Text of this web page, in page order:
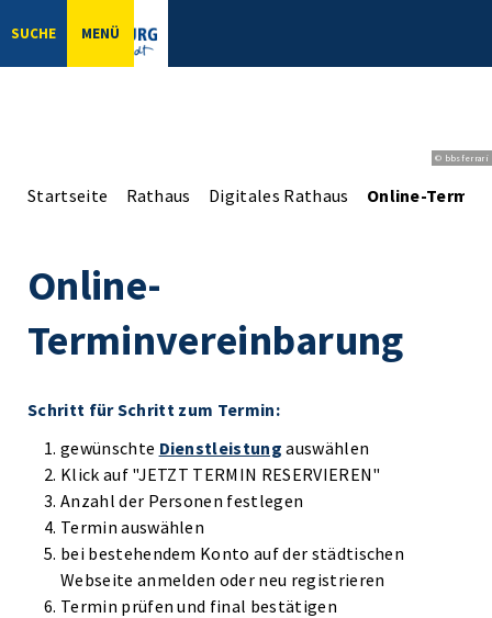
SUCHE MENÜ
© bbsferrari
Startseite Rathaus Digitales Rathaus Online-
Online-
Terminvereinbarung
Schritt für Schritt zum Termin:
gewünschte Dienstleistung auswählen
Klick auf "JETZT TERMIN RESERVIEREN"
Anzahl der Personen festlegen
Termin auswählen
bei bestehendem Konto auf der städtischen
Webseite anmelden oder neu registrieren
Termin prüfen und final bestätigen